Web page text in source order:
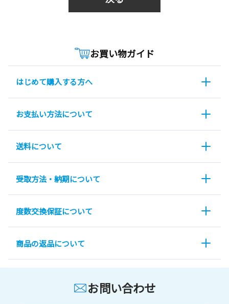
お買い物ガイド
はじめて購入する方へ
お支払い方法について
送料について
受取方法・納期について
度数交換保証について
商品の返品について
お問い合わせ